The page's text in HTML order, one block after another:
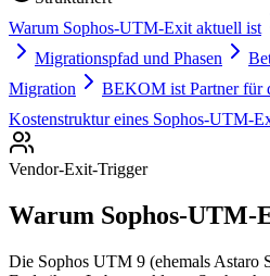
Warum Sophos-UTM-Exit aktuell ist
Migrationspfad und Phasen
Migration
BEKOM ist Partner für
Kostenstruktur eines Sophos-UTM-
Vendor-Exit-Trigger
Warum Sophos-UTM-
Die Sophos UTM 9 (ehemals Astaro